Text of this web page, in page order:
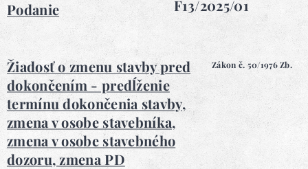
Podanie F13/2025/01
Žiadosť o zmenu stavby pred
dokončením - predĺženie
termínu dokončenia stavby,
zmena v osobe stavebníka,
zmena v osobe stavebného
dozoru, zmena PD
Zákon č. 50/1976 Zb.